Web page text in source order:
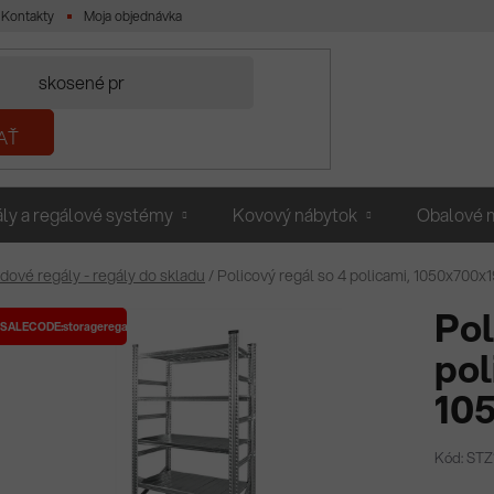
Kontakty Moja objednávka
a regálové systémy Kovový nábytok Obalové
regály - regály do skladu / Policový regál so 4 policami,
Kód:
SALECODE:storageregale:10:%